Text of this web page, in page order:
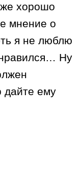
хорошо
мнение о
я не люблю
Ну
дайте ему